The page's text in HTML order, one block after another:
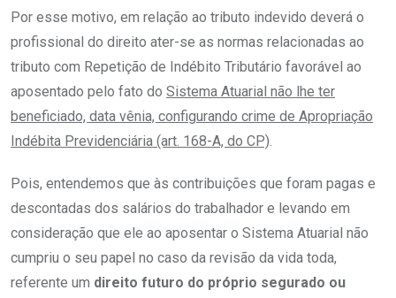
Por esse motivo, em relação ao tributo indevido deverá o
profissional do direito ater-se as normas relacionadas ao
tributo com Repetição de Indébito Tributário favorável ao
aposentado pelo fato do Sistema Atuarial não lhe ter
beneficiado, data vênia, configurando crime de Apropriação
Indébita Previdenciária (art. 168-A, do CP).
Pois, entendemos que às contribuições que foram pagas e
descontadas dos salários do trabalhador e levando em
consideração que ele ao aposentar o Sistema Atuarial não
cumpriu o seu papel no caso da revisão da vida toda,
referente um direito futuro do próprio segurado ou